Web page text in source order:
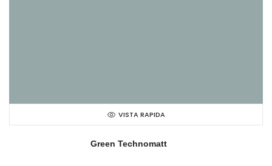
VISTA RAPIDA
Green Technomatt